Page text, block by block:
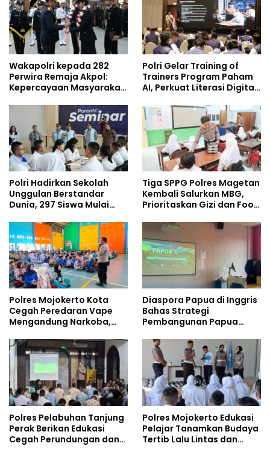
Wakapolri kepada 282
Perwira Remaja Akpol:
Kepercayaan Masyarakat
Polri Gelar Training of
Trainers Program Paham
AI, Perkuat Literasi Digital
Polri Hadirkan Sekolah
Unggulan Berstandar
Dunia, 297 Siswa Mulai
Tiga SPPG Polres Magetan
Kembali Salurkan MBG,
Prioritaskan Gizi dan Food
Polres Mojokerto Kota
Cegah Peredaran Vape
Mengandung Narkoba,
Kalangan Remaja
Diaspora Papua di Inggris
Bahas Strategi
Pembangunan Papua
Doktoral Internasional
Polres Pelabuhan Tanjung
Perak Berikan Edukasi
Cegah Perundungan dan
Polres Mojokerto Edukasi
Pelajar Tanamkan Budaya
Tertib Lalu Lintas dan